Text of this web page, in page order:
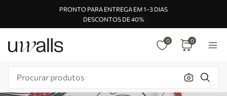
PRONTO PARA ENTREGA EM 1–3 DIAS
DESCONTOS DE 40%
0 0